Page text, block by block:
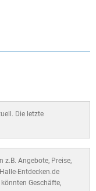
Die letzte
z.B. Angebote, Preise,
Entdecken.de
Geschäfte,